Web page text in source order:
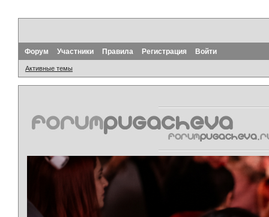
Форум Участники Правила Регистрация Войти
Активные темы